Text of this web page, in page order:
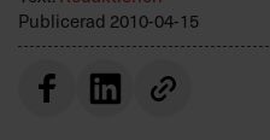
Annonsera
Publicerad 2010-04-15